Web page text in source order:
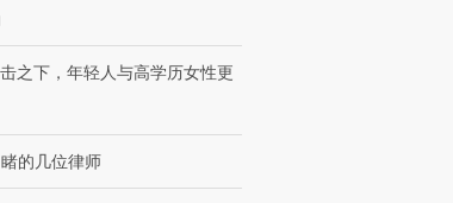
【特别呈现】寻找100种
【商旅对话】华住集团
CFO：不靠规模取胜，华
之下，年轻人与高学历女性更
的几位律师